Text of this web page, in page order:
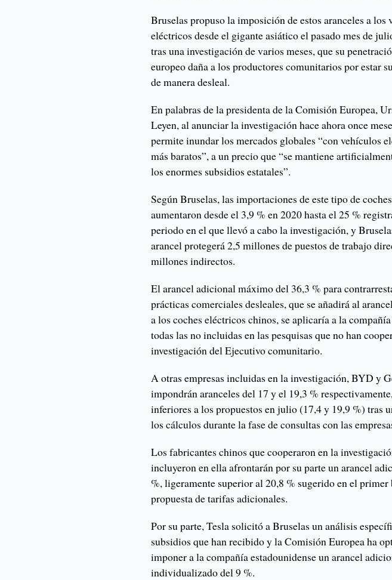
Bruselas propuso la imposición de estos aranceles a los
eléctricos desde el gigante asiático el pasado mes de
tras una investigación de varios meses, que su
europeo daña a los productores comunitarios por estar
de manera desleal.
En palabras de la presidenta de la Comisión Europea,
Leyen, al anunciar la investigación hace ahora once
permite inundar los mercados globales “con vehículos
más baratos”, a un precio que “se mantiene
los enormes subsidios estatales”.
Según Bruselas, las importaciones de este tipo de
aumentaron desde el 3,9 % en 2020 hasta el 25 %
periodo en el que llevó a cabo la investigación, y
arancel protegerá 2,5 millones de puestos de trabajo
millones indirectos.
El arancel adicional máximo del 36,3 % para
prácticas comerciales desleales, que se añadirá al
a los coches eléctricos chinos, se aplicaría a la
todas las no incluidas en las pesquisas que no han
investigación del Ejecutivo comunitario.
A otras empresas incluidas en la investigación, BYD y
impondrán aranceles del 17 y el 19,3 %
inferiores a los propuestos en julio (17,4 y 19,9 %) tras
los cálculos durante la fase de consultas con las
Los fabricantes chinos que cooperaron en la
incluyeron en ella afrontarán por su parte un arancel
%, ligeramente superior al 20,8 % sugerido en el primer
propuesta de tarifas adicionales.
Por su parte, Tesla solicitó a Bruselas un análisis
subsidios que han recibido y la Comisión Europea ha
imponer a la compañía estadounidense un arancel
individualizado del 9 %.